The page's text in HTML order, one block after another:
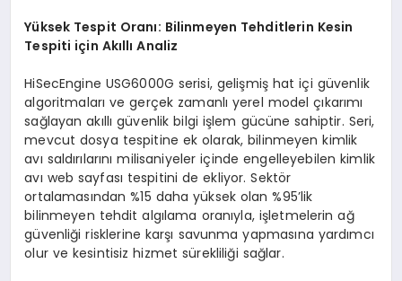
Yüksek Tespit Oranı: Bilinmeyen Tehditlerin Kesin
Tespiti için Akıllı Analiz
HiSecEngine USG6000G serisi, gelişmiş hat içi güvenlik
algoritmaları ve gerçek zamanlı yerel model çıkarımı
sağlayan akıllı güvenlik bilgi işlem gücüne sahiptir. Seri,
mevcut dosya tespitine ek olarak, bilinmeyen kimlik
avı saldırılarını milisaniyeler içinde engelleyebilen kimlik
avı web sayfası tespitini de ekliyor. Sektör
ortalamasından %15 daha yüksek olan %95’lik
bilinmeyen tehdit algılama oranıyla, işletmelerin ağ
güvenliği risklerine karşı savunma yapmasına yardımcı
olur ve kesintisiz hizmet sürekliliği sağlar.